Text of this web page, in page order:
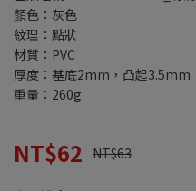
顏色：灰色
紋理：點狀
材質：PVC
厚度：基底2mm，凸起3.5mm
重量：260g
NT$62 NT$63